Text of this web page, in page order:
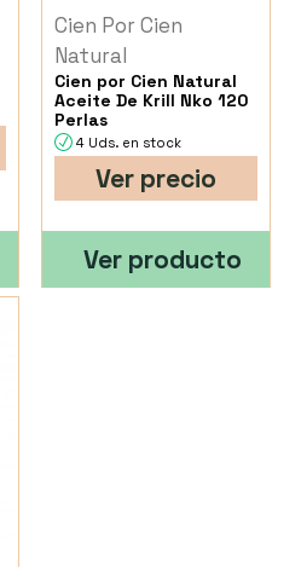
Cien Por Cien
Natural
Cien por Cien Natural
Aceite De Krill Nko 120
Perlas
4 Uds. en stock
Ver precio
Ver producto